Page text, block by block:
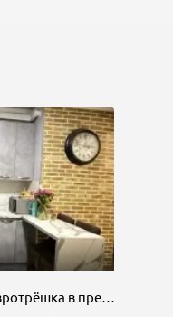
Продается стильная евротрёшка в престижном районе WEFA CENTER